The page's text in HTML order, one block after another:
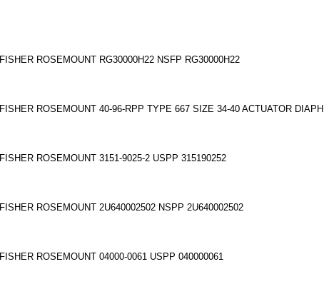
FISHER ROSEMOUNT RG30000H22 NSFP RG30000H22
FISHER ROSEMOUNT 40-96-RPP TYPE 667 SIZE 34-40 ACTUATOR
FISHER ROSEMOUNT 3151-9025-2 USPP 315190252
FISHER ROSEMOUNT 2U640002502 NSPP 2U640002502
FISHER ROSEMOUNT 04000-0061 USPP 040000061